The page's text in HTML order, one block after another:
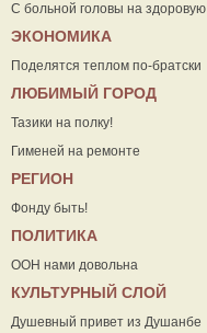
С больной головы на здоровую
ЭКОНОМИКА
Поделятся теплом по-братски
ЛЮБИМЫЙ ГОРОД
Тазики на полку!
Гименей на ремонте
РЕГИОН
Фонду быть!
ПОЛИТИКА
ООН нами довольна
КУЛЬТУРНЫЙ СЛОЙ
Душевный привет из Душанбе